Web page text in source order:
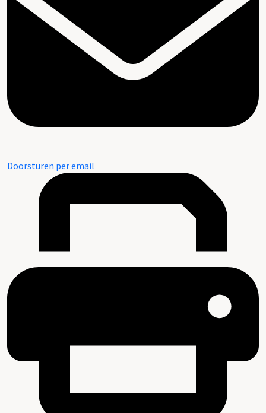
Doorsturen per email